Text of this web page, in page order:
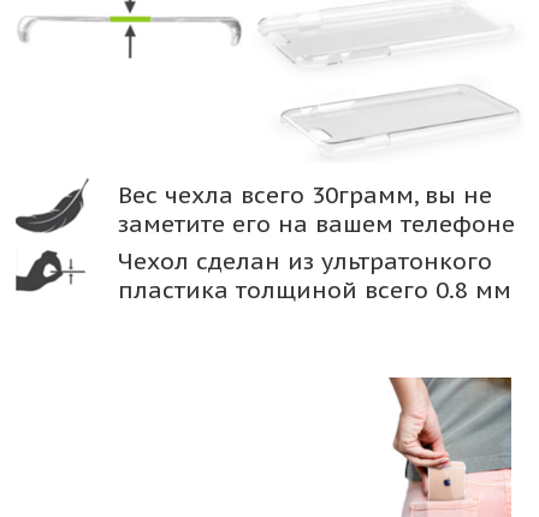
Вес чехла всего 30грамм, вы не
заметите его на вашем телефоне
Чехол сделан из ультратонкого
пластика толщиной всего 0.8 мм